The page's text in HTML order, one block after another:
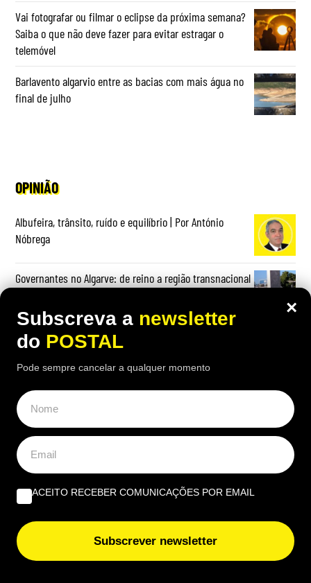
Vai fotografar ou filmar o eclipse da próxima semana?
Saiba o que não deve fazer para evitar estragar o
telemóvel
Barlavento algarvio entre as bacias com mais água no
final de julho
OPINIÃO
Albufeira, trânsito, ruído e equilíbrio | Por António
Nóbrega
Governantes no Algarve: de reino a região transnacional
O que fazer quando tudo arde? Impedir os bombeiros
voluntários de serem precários | Por Cobramor
EUROPE DIRECT ALGARVE
“Quais as novas regras para a reparação dos produtos?”
Next Culture | Por João Palmeiro
×
Subscreva a newsletter
do POSTAL
Pode sempre cancelar a qualquer momento
ACEITO RECEBER COMUNICAÇÕES POR EMAIL
Subscrever newsletter